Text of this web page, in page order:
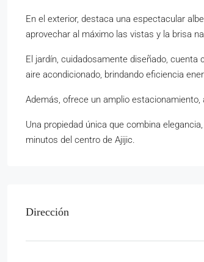
En el exterior, destaca una espectacular
aprovechar al máximo las vistas y la brisa
El jardín, cuidadosamente diseñado,
aire acondicionado, brindando eficiencia
Además, ofrece un amplio
Una propiedad única que combina
minutos del centro de Ajijic.
Dirección